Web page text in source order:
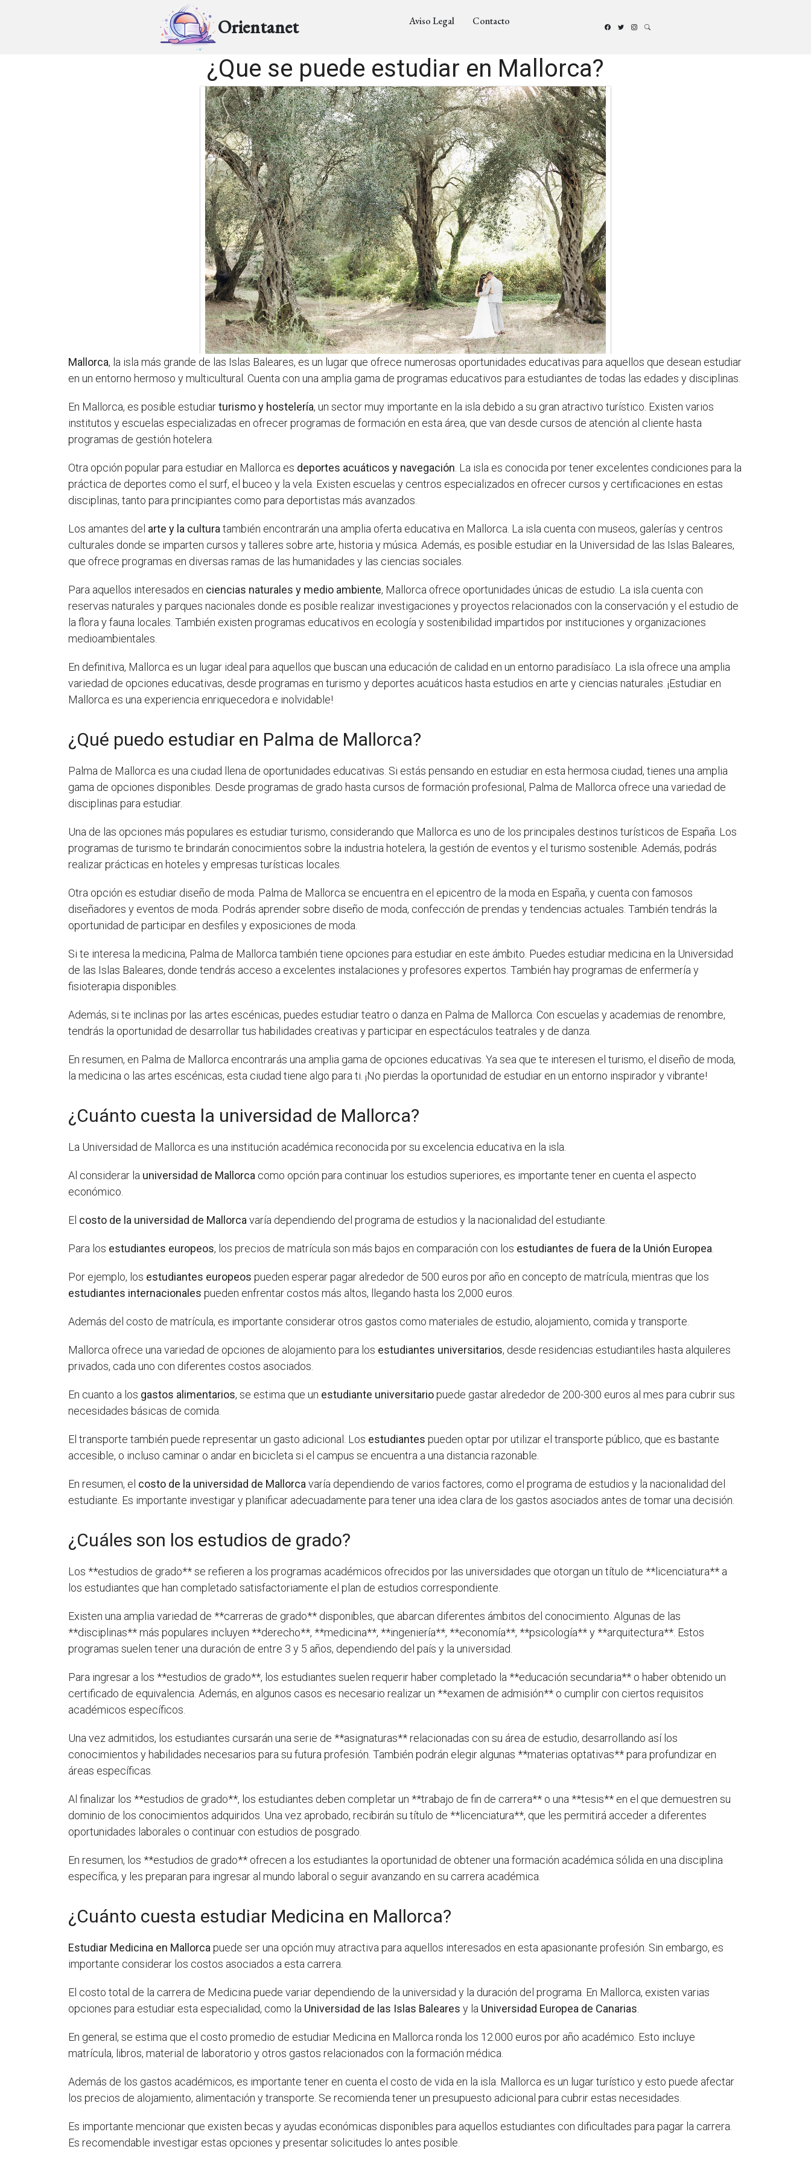
Orientanet Aviso Legal Contacto
¿Que se puede estudiar en Mallorca?
Mallorca, la isla más grande de las Islas Baleares, es un lugar que ofrece numerosas oportunidades educativas para aquellos que desean estudiar
en un entorno hermoso y multicultural. Cuenta con una amplia gama de programas educativos para estudiantes de todas las edades y disciplinas.
En Mallorca, es posible estudiarturismo y hostelería, un sector muy importante en la isla debido a su gran atractivo turístico. Existen varios
institutos y escuelas especializadas en ofrecer programas de formación en esta área, que van desde cursos de atención al cliente hasta
programas de gestión hotelera.
Otra opción popular para estudiar en Mallorca es deportes acuáticos y navegación . La isla es conocida por tener excelentes condiciones para la
práctica de deportes como el surf, el buceo y la vela. Existen escuelas y centros especializados en ofrecer cursos y certificaciones en estas
disciplinas, tanto para principiantes como para deportistas más avanzados.
Los amantes del arte y la cultura también encontrarán una amplia oferta educativa en Mallorca. La isla cuenta con museos, galerías y centros
culturales donde se imparten cursos y talleres sobre arte, historia y música. Además, es posible estudiar en la Universidad de las Islas Baleares,
que ofrece programas en diversas ramas de las humanidades y las ciencias sociales.
Para aquellos interesados en ciencias naturales y medio ambiente, Mallorca ofrece oportunidades únicas de estudio. La isla cuenta con
reservas naturales y parques nacionales donde es posible realizar investigaciones y proyectos relacionados con la conservación y el estudio de
la flora y fauna locales. También existen programas educativos en ecología y sostenibilidad impartidos por instituciones y organizaciones
medioambientales.
En definitiva, Mallorca es un lugar ideal para aquellos que buscan una educación de calidad en un entorno paradisíaco. La isla ofrece una amplia
variedad de opciones educativas, desde programas en turismo y deportes acuáticos hasta estudios en arte y ciencias naturales. ¡Estudiar en
Mallorca es una experiencia enriquecedora e inolvidable!
¿Qué puedo estudiar en Palma de Mallorca?
Palma de Mallorca es una ciudad llena de oportunidades educativas. Si estás pensando en estudiar en esta hermosa ciudad, tienes una amplia
gama de opciones disponibles. Desde programas de grado hasta cursos de formación profesional, Palma de Mallorca ofrece una variedad de
disciplinas para estudiar.
Una de las opciones más populares es estudiar turismo, considerando que Mallorca es uno de los principales destinos turísticos de España. Los
programas de turismo te brindarán conocimientos sobre la industria hotelera, la gestión de eventos y el turismo sostenible. Además, podrás
realizar prácticas en hoteles y empresas turísticas locales.
Otra opción es estudiar diseño de moda. Palma de Mallorca se encuentra en el epicentro de la moda en España, y cuenta con famosos
diseñadores y eventos de moda. Podrás aprender sobre diseño de moda, confección de prendas y tendencias actuales. También tendrás la
oportunidad de participar en desfiles y exposiciones de moda.
Si te interesa la medicina, Palma de Mallorca también tiene opciones para estudiar en este ámbito. Puedes estudiar medicina en la Universidad
de las Islas Baleares, donde tendrás acceso a excelentes instalaciones y profesores expertos. También hay programas de enfermería y
fisioterapia disponibles.
Además, si te inclinas por las artes escénicas, puedes estudiar teatro o danza en Palma de Mallorca. Con escuelas y academias de renombre,
tendrás la oportunidad de desarrollar tus habilidades creativas y participar en espectáculos teatrales y de danza.
En resumen, en Palma de Mallorca encontrarás una amplia gama de opciones educativas. Ya sea que te interesen el turismo, el diseño de moda,
la medicina o las artes escénicas, esta ciudad tiene algo para ti. ¡No pierdas la oportunidad de estudiar en un entorno inspirador y vibrante!
¿Cuánto cuesta la universidad de Mallorca?
La Universidad de Mallorca es una institución académica reconocida por su excelencia educativa en la isla.
Al considerar la universidad de Mallorca como opción para continuar los estudios superiores, es importante tener en cuenta el aspecto
económico.
El costo de la universidad de Mallorca varía dependiendo del programa de estudios y la nacionalidad del estudiante.
Para los estudiantes europeos, los precios de matrícula son más bajos en comparación con los estudiantes de fuera de la Unión Europea
Por ejemplo, los estudiantes europeos pueden esperar pagar alrededor de 500 euros por año en concepto de matrícula, mientras que los
estudiantes internacionales pueden enfrentar costos más altos, llegando hasta los 2,000 euros.
Además del costo de matrícula, es importante considerar otros gastos como materiales de estudio, alojamiento, comida y transporte.
Mallorca ofrece una variedad de opciones de alojamiento para los estudiantes universitarios, desde residencias estudiantiles hasta alquileres
privados, cada uno con diferentes costos asociados.
En cuanto a los gastos alimentarios, se estima que un estudiante universitariopuede gastar alrededor de 200-300 euros al mes para cubrir sus
necesidades básicas de comida.
El transporte también puede representar un gasto adicional. Los estudiantes pueden optar por utilizar el transporte público, que es bastante
accesible, o incluso caminar o andar en bicicleta si el campus se encuentra a una distancia razonable.
En resumen, el costo de la universidad de Mallorca varía dependiendo de varios factores, como el programa de estudios y la nacionalidad del
estudiante. Es importante investigar y planificar adecuadamente para tener una idea clara de los gastos asociados antes de tomar una decisión.
¿Cuáles son los estudios de grado?
Los **estudios de grado** se refieren a los programas académicos ofrecidos por las universidades que otorgan un título de **licenciatura** a
los estudiantes que han completado satisfactoriamente el plan de estudios correspondiente.
Existen una amplia variedad de **carreras de grado** disponibles, que abarcan diferentes ámbitos del conocimiento. Algunas de las
**disciplinas** más populares incluyen **derecho**, **medicina**, **ingeniería**, **economía**, **psicología** y **arquitectura**. Estos
programas suelen tener una duración de entre 3 y 5 años, dependiendo del país y la universidad.
Para ingresar a los **estudios de grado**, los estudiantes suelen requerir haber completado la **educación secundaria** o haber obtenido un
certificado de equivalencia. Además, en algunos casos es necesario realizar un **examen de admisión** o cumplir con ciertos requisitos
académicos específicos.
Una vez admitidos, los estudiantes cursarán una serie de **asignaturas** relacionadas con su área de estudio, desarrollando así los
conocimientos y habilidades necesarios para su futura profesión. También podrán elegir algunas **materias optativas** para profundizar en
áreas específicas.
Al finalizar los **estudios de grado**, los estudiantes deben completar un **trabajo de fin de carrera** o una **tesis** en el que demuestren su
dominio de los conocimientos adquiridos. Una vez aprobado, recibirán su título de **licenciatura**, que les permitirá acceder a diferentes
oportunidades laborales o continuar con estudios de posgrado.
En resumen, los **estudios de grado** ofrecen a los estudiantes la oportunidad de obtener una formación académica sólida en una disciplina
específica, y les preparan para ingresar al mundo laboral o seguir avanzando en su carrera académica.
¿Cuánto cuesta estudiar Medicina en Mallorca?
Estudiar Medicina en Mallorca puede ser una opción muy atractiva para aquellos interesados en esta apasionante profesión. Sin embargo, es
importante considerar los costos asociados a esta carrera.
El costo total de la carrera de Medicina puede variar dependiendo de la universidad y la duración del programa. En Mallorca, existen varias
opciones para estudiar esta especialidad, como la Universidad de las Islas Baleares y la Universidad Europea de Canarias
En general, se estima que el costo promedio de estudiar Medicina en Mallorca ronda los 12.000 euros por año académico. Esto incluye
matrícula, libros, material de laboratorio y otros gastos relacionados con la formación médica.
Además de los gastos académicos, es importante tener en cuenta el costo de vida en la isla. Mallorca es un lugar turístico y esto puede afectar
los precios de alojamiento, alimentación y transporte. Se recomienda tener un presupuesto adicional para cubrir estas necesidades.
Es importante mencionar que existen becas y ayudas económicas disponibles para aquellos estudiantes con dificultades para pagar la carrera.
Es recomendable investigar estas opciones y presentar solicitudes lo antes posible.